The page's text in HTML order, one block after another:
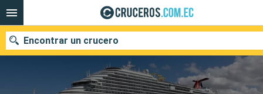
Encontrar un crucero